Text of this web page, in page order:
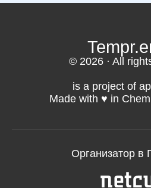
© 2026 · All
is a project of
Made with ♥️ in
Организатор в